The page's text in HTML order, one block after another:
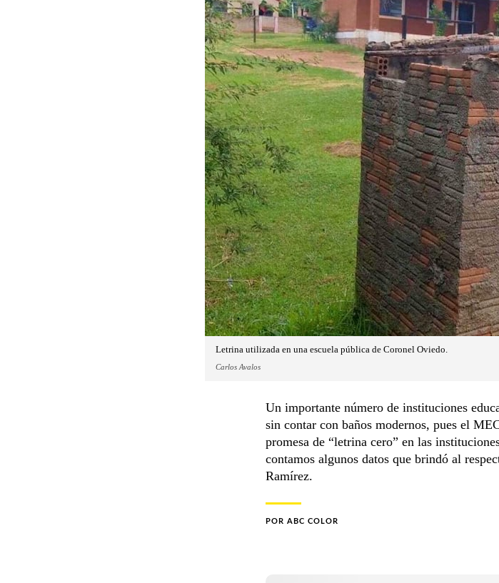
Letrina utilizada en una escuela pública de Coronel Oviedo.
Carlos Avalos
Un importante número de instituciones
sin contar con baños modernos, pues el
promesa de “letrina cero” en las
contamos algunos datos que brindó al
Ramírez.
POR ABC COLOR